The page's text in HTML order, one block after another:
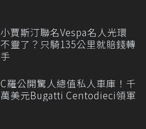
小賈斯汀聯名Vespa名人光環
不靈了？只騎135公里就賠錢轉
手
C羅公開驚人總值私人車庫！千
萬美元Bugatti Centodieci領軍